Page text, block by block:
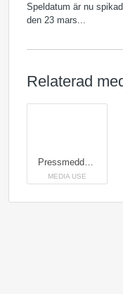
Speldatum är nu
den 23 mars...
Relaterad
MEDIA USE